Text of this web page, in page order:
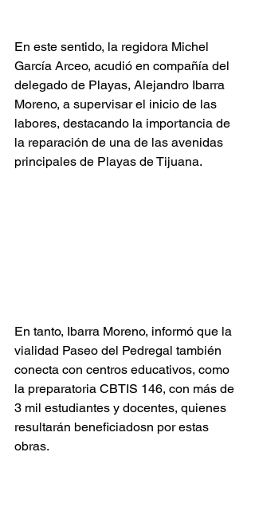
En este sentido, la regidora Michel
García Arceo, acudió en compañía del
delegado de Playas, Alejandro Ibarra
Moreno, a supervisar el inicio de las
labores, destacando la importancia de
la reparación de una de las avenidas
principales de Playas de Tijuana.
En tanto, Ibarra Moreno, informó que la
vialidad Paseo del Pedregal también
conecta con centros educativos, como
la preparatoria CBTIS 146, con más de
3 mil estudiantes y docentes, quienes
resultarán beneficiadosn por estas
obras.